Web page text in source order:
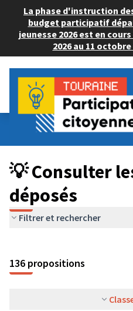
La phase d'instruction
budget participatif
jeunesse 2026 est en
2026 au 11 octobre
Budget Participatif JEUNESSE
💡 Consulter les projets
💡 Consulter
déposés
Filtrer et rechercher
136 propositions